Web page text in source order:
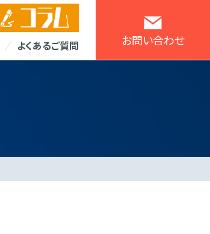
よくあるご質問 お問い合わせ